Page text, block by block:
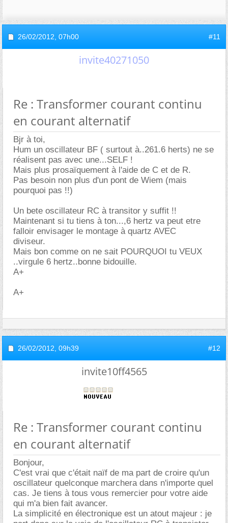
26/02/2012, 07h00 #11
invite40271050
Re : Transformer courant continu
en courant alternatif
Bjr à toi,
Hum un oscillateur BF ( surtout à..261.6 herts) ne se
réalisent pas avec une...SELF !
Mais plus prosaïquement à l'aide de C et de R.
Pas besoin non plus d'un pont de Wiem (mais
pourquoi pas !!)
Un bete oscillateur RC à transitor y suffit !!
Maintenant si tu tiens à ton...,6 hertz va peut etre
falloir envisager le montage à quartz AVEC
diviseur.
Mais bon comme on ne sait POURQUOI tu VEUX
..virgule 6 hertz..bonne bidouille.
A+
A+
26/02/2012, 09h39 #12
invite10ff4565
Re : Transformer courant continu
en courant alternatif
Bonjour,
C'est vrai que c'était naïf de ma part de croire qu'un
oscillateur quelconque marchera dans n'importe quel
cas. Je tiens à tous vous remercier pour votre aide
qui m'a bien fait avancer.
La simplicité en électronique est un atout majeur : je